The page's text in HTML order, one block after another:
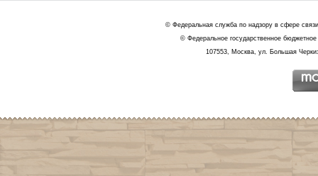
© Федеральная служба по надзору в сфере
© Федеральное государственное
107553, Москва, ул. Большая